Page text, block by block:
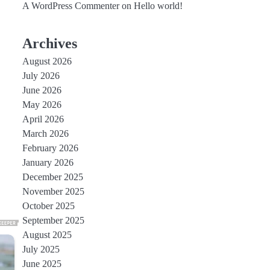
A WordPress Commenteron Hello world!
Archives
August 2026
July 2026
June 2026
May 2026
April 2026
March 2026
February 2026
January 2026
December 2025
November 2025
October 2025
September 2025
August 2025
July 2025
June 2025